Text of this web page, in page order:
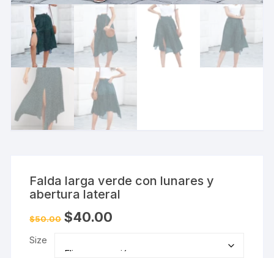
Falda larga verde con lunares y
abertura lateral
$50.00 El
precio
$50.00.
$40.00
$40.00.
Size